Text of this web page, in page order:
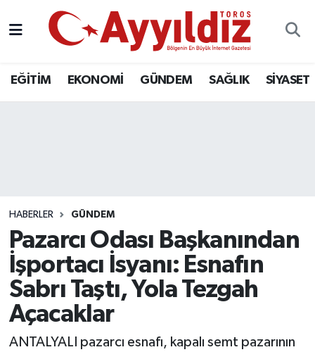
EĞİTİM EKONOMİ GÜNDEM SAĞLIK SİYASET
HABERLER GÜNDEM
Pazarcı Odası Başkanından
İşportacı İsyanı: Esnafın
Sabrı Taştı, Yola Tezgah
Açacaklar
ANTALYALI pazarcı esnafı, kapalı semt pazarının